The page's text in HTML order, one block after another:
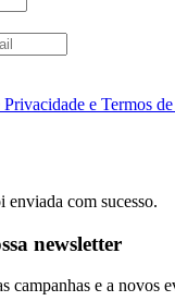
e Termos
enviada com sucesso.
newsletter
campanhas e a novos